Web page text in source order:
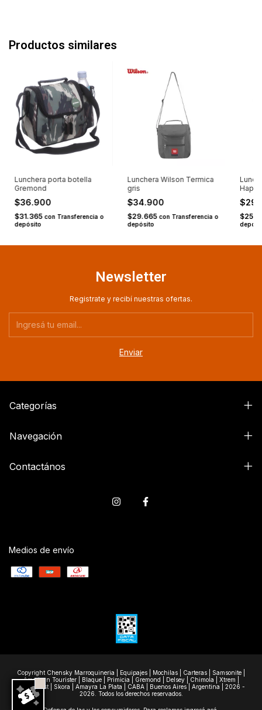
Productos similares
Lunchera porta botella
Gremond
$36.900
$31.365 con Transferencia o
depósito
Lunchera Wilson Termica
gris
$34.900
$29.665 con Transferencia o
depósito
Newsletter
Registrate y recibí nuestras ofertas.
Categorías
Navegación
Contactános
Medios de envío
Copyright Chensky Marroquineria | Equipajes | Mochilas | Carteras | Samsonite |
American Tourister | Blaque | Primicia | Gremond | Delsey | Chimola | Xtrem |
Wanderlast | Skora | Amayra La Plata | CABA | Buenos Aires | Argentina | 2026 -
2026. Todos los derechos reservados.